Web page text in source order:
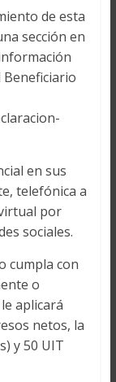
de esta
sección en
en sus
telefónica a
por
sociales.
cumpla con
o
aplicará
netos, la
y 50 UIT